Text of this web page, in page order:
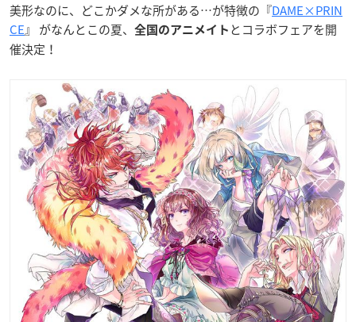
美形なのに、どこかダメな所がある…が特徴の『DAME×PRIN
CE』 がなんとこの夏、 全国のアニメイト とコラボフェアを開
催決定！